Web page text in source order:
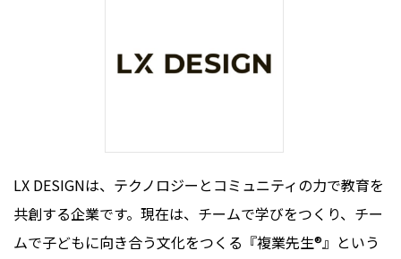
LX DESIGNは、テクノロジーとコミュニティの力で教育を
共創する企業です。現在は、チームで学びをつくり、チー
ムで子どもに向き合う文化をつくる『複業先生®︎』という